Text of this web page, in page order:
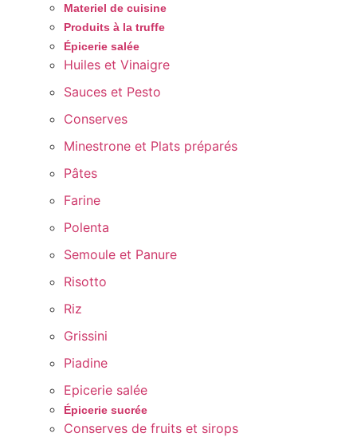
Materiel de cuisine
Produits à la truffe
Épicerie salée
Huiles et Vinaigre
Sauces et Pesto
Conserves
Minestrone et Plats préparés
Pâtes
Farine
Polenta
Semoule et Panure
Risotto
Riz
Grissini
Piadine
Epicerie salée
Épicerie sucrée
Conserves de fruits et sirops